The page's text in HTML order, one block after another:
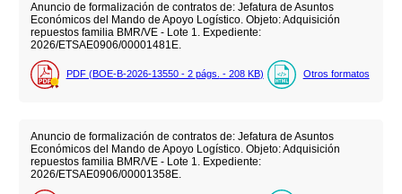
Anuncio de formalización de contratos de: Jefatura de Asuntos
Económicos del Mando de Apoyo Logístico. Objeto: Adquisición
repuestos familia BMR/VE - Lote 1. Expediente:
2026/ETSAE0906/00001481E.
PDF (BOE-B-2026-13550 - 2 págs. - 208 KB) Otros formatos
Anuncio de formalización de contratos de: Jefatura de Asuntos
Económicos del Mando de Apoyo Logístico. Objeto: Adquisición
repuestos familia BMR/VE - Lote 1. Expediente:
2026/ETSAE0906/00001358E.